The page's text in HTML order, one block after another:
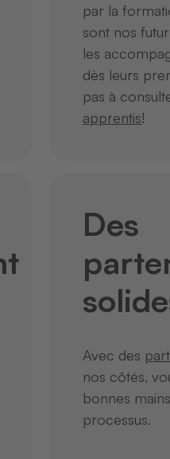
par la
sont nos
les
dès leurs
pas à
apprentis!
Des
Avec des
nos côtés,
bonnes
processus.